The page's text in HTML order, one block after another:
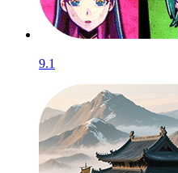
9.1